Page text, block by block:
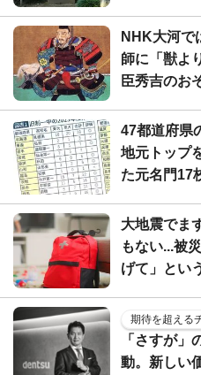
NHK大河で
師に「獣よ
臣秀吉のお
47都道府県
地元トップ
た元名門17
大地震でま
もない...被
げて」とい
期待を超える
「さすが」
動。新しい